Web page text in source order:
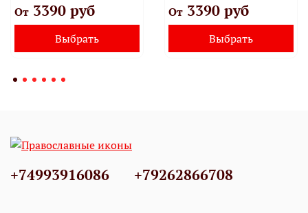
От3390 руб
Выбрать
От3390 руб
Выбрать
+74993916086 +79262866708